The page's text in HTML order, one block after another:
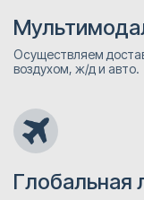
Осуществляем
воздухом, ж/д и авто.
Глобальная